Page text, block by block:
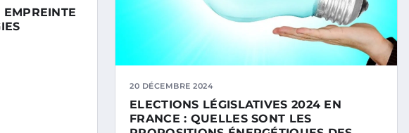
20 DÉCEMBRE 2024
ELECTIONS LÉGISLATIVES 2024 EN
FRANCE : QUELLES SONT LES